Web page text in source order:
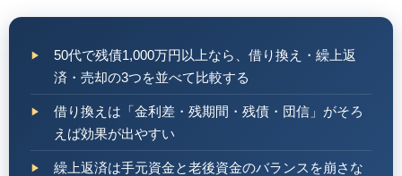
50代で残債1,000万円以上なら、借り換え・繰上返
済・売却の3つを並べて比較する
借り換えは「金利差・残期間・残債・団信」がそろ
えば効果が出やすい
繰上返済は手元資金と老後資金のバランスを崩さな